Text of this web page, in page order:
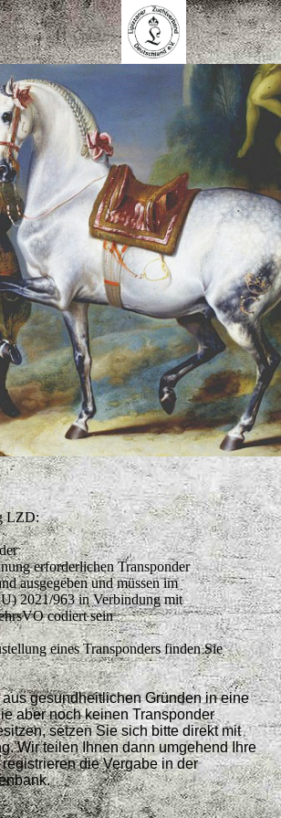
LZD:
erforderlichen Transponder
ausgegeben und müssen im
2021/963 in Verbindung mit
codiert sein
eines Transponders finden Sie
gesundheitlichen Gründen in eine
aber noch keinen Transponder
setzen Sie sich bitte direkt mit
Wir teilen Ihnen dann umgehend Ihre
die Vergabe in der